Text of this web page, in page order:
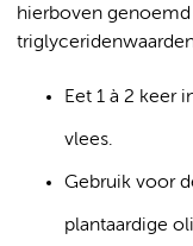
hierboven
Eet 1 à 2 keer
vlees.
Gebruik voor
plantaardige